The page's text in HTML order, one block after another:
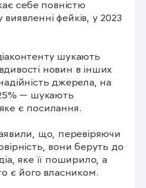
себе повністю
фейків, у 2023
шукають
новин в інших
джерела, на
— шукають
є посилання.
що, перевіряючи
вони беруть до
яке її поширило, а
є його власником.